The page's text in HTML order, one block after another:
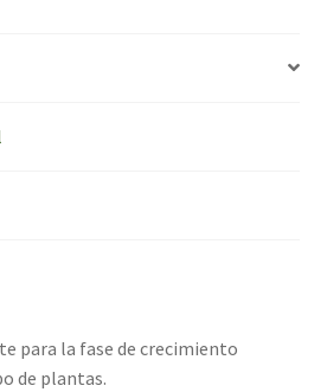
para la fase de crecimiento
de plantas.